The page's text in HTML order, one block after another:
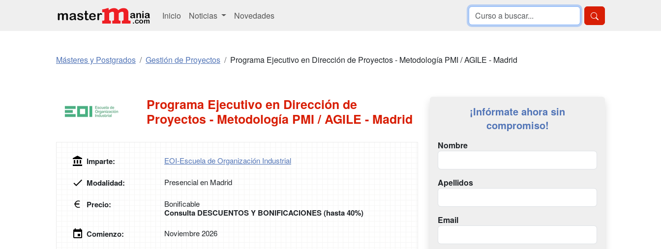
Inicio Noticias Novedades
Másteres y Postgrados Gestión de Proyectos Programa Ejecutivo en Dirección de Proyectos - Metodología PMI / AGILE - Madrid
Programa Ejecutivo en Dirección de
Proyectos - Metodología PMI / AGILE - Madrid
Imparte: EOI-Escuela de Organización Industrial
Modalidad: Presencial en Madrid
Precio: Bonificable
Consulta DESCUENTOS Y BONIFICACIONES (hasta 40%)
Comienzo:
Noviembre 2026
¡Infórmate ahora sin
compromiso!
Nombre
Apellidos
Email